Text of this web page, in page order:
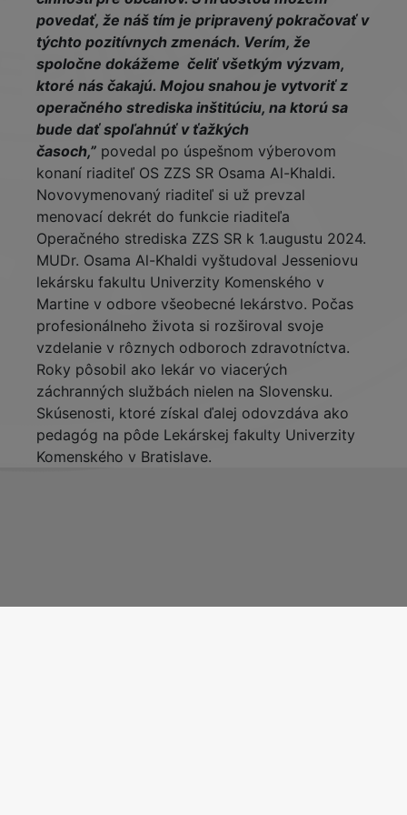
povedať, že náš tím je pripravený pokračovať v
týchto pozitívnych zmenách. Verím, že
spoločne dokážeme čeliť všetkým výzvam,
ktoré nás čakajú. Mojou snahou je vytvoriť z
operačného strediska inštitúciu, na ktorú sa
bude dať spoľahnúť v ťažkých
časoch,” povedal po úspešnom výberovom
konaní riaditeľ OS ZZS SR Osama Al-Khaldi.
Novovymenovaný riaditeľ si už prevzal
menovací dekrét do funkcie riaditeľa
Operačného strediska ZZS SR k 1.augustu 2024.
MUDr. Osama Al-Khaldi vyštudoval Jesseniovu
lekársku fakultu Univerzity Komenského v
Martine v odbore všeobecné lekárstvo. Počas
profesionálneho života si rozširoval svoje
vzdelanie v rôznych odboroch zdravotníctva.
Roky pôsobil ako lekár vo viacerých
záchranných službách nielen na Slovensku.
Skúsenosti, ktoré získal ďalej odovzdáva ako
pedagóg na pôde Lekárskej fakulty Univerzity
Komenského v Bratislave.